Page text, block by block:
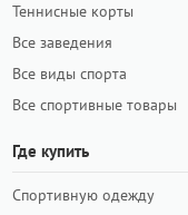
Теннисные корты
Все заведения
Все виды спорта
Все спортивные товары
Где купить
Спортивную одежду